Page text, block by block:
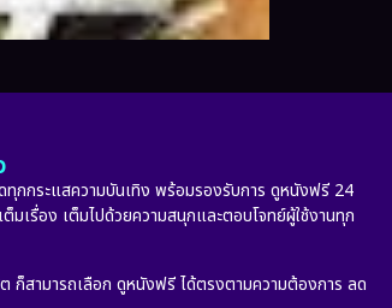
กกระแสความบันเทิง พร้อมรองรับการ ดูหนังฟรี 24
เรื่อง เต็มไปด้วยความสนุกและตอบโจทย์ผู้ใช้งานทุก
ก็สามารถเลือก ดูหนังฟรี ได้ตรงตามความต้องการ ลด